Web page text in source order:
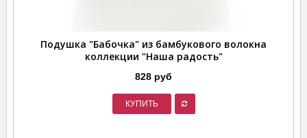
Подушка "Бабочка" из бамбукового волокна
коллекции "Наша радость"
828 руб
КУПИТЬ